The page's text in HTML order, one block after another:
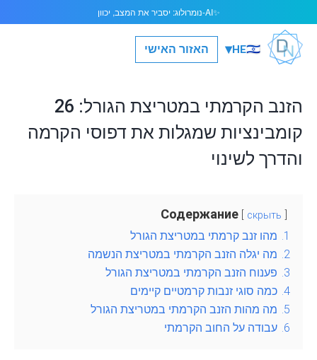
🇮🇱
HE
▾ האזור האישי
הזנב הקרמתי במטריצת הגורל: 26
קומבינציות שמגלות את דפוסי הקרמה
והדרך לשינוי
Содержание скрыть
1. מהו זנב קרמתי במטריצת הגורל
2. מה יגלה הזנב הקרמתי במטריצת הנשמה
3. פענוח הזנב הקרמתי במטריצת הגורל
4. כמה סוגי זנבות קרמטיים קיימים
5. מה מהות הזנב הקרמתי במטריצת הגורל
6. עבודה על החוב הקרמתי
✨AI-נומרולוג: יסביר את המצב, יכוון